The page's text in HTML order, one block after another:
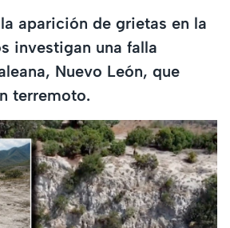
aparición de grietas en la
investigan una falla
Nuevo León, que
terremoto.